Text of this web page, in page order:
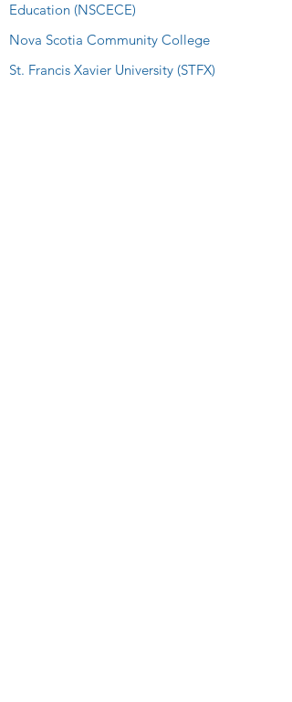
Education (NSCECE)
Nova Scotia Community College
St. Francis Xavier University (STFX)